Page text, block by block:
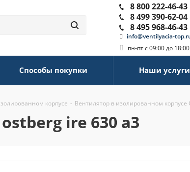
8 800 222-46-43
8 499 390-62-04
8 495 968-46-43
info@ventilyacia-
пн-пт с 09:00 до 18:00
Способы покупки Наши услуги
корпусе - Вентилятор в изолированном корпусе
ire 630 a3